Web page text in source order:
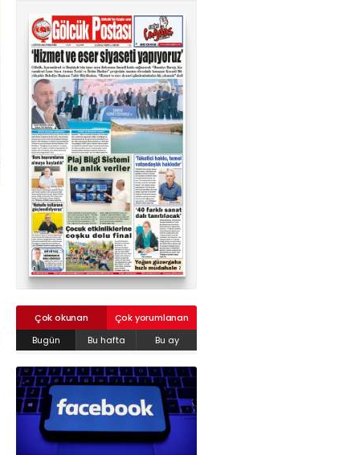
Çok okunan
Çok yorumlanan
Bugün
Bu hafta Bu ay
02624132333
haber@golcukpostasi.com